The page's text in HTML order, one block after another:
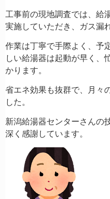
工事前の現地調査では、給
実施していただき、ガス漏
作業は丁寧で手際よく、予
しい給湯器は起動が早く、
かります。
省エネ効果も抜群で、月々
した。
新潟給湯器センターさんの
深く感謝しています。